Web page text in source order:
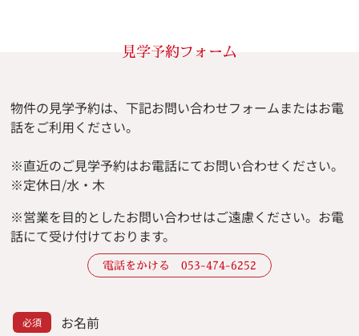
見学予約フォーム
物件の見学予約は、下記お問い合わせフォームまたはお電
話をご利用ください。
※直近のご見学予約はお電話にてお問い合わせください。
※定休日/水・木
※営業を目的としたお問い合わせはご遠慮ください。 お電
話にて受け付けております。
電話をかける 053-474-6252
お名前